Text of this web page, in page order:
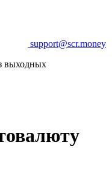
support@scr.money
выходных